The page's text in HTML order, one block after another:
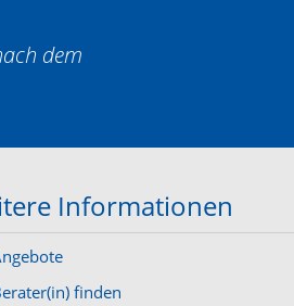
dem
Informationen
finden